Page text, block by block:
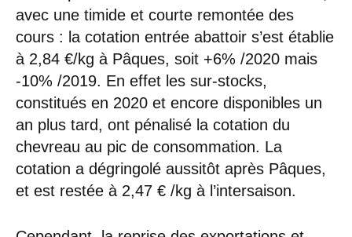
avec une timide et courte remontée des
cours : la cotation entrée abattoir s’est établie
à 2,84 €/kg à Pâques, soit +6% /2020 mais
-10% /2019. En effet les sur-stocks,
constitués en 2020 et encore disponibles un
an plus tard, ont pénalisé la cotation du
chevreau au pic de consommation. La
cotation a dégringolé aussitôt après Pâques,
et est restée à 2,47 € /kg à l’intersaison.